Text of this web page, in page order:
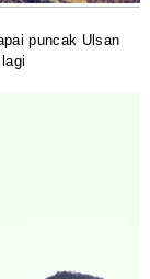
puncak Ulsan